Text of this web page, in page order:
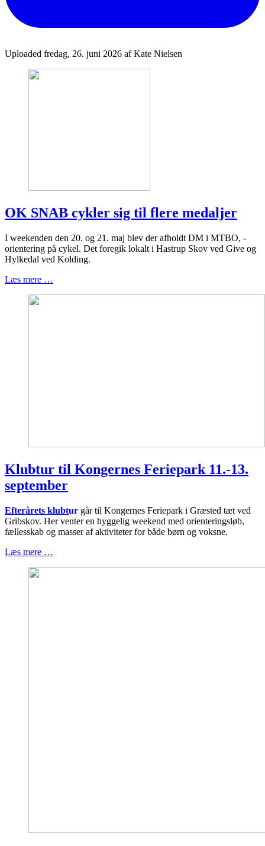
Uploaded fredag, 26. juni 2026 af Kate Nielsen
OK SNAB cykler sig til flere medaljer
I weekenden den 20. og 21. maj blev der afholdt DM i MTBO, -
orientering på cykel. Det foregik lokalt i Hastrup Skov ved Give og
Hylkedal ved Kolding.
Læs mere …
Klubtur til Kongernes Feriepark 11.-13.
september
Efterårets klubtur går til Kongernes Feriepark i Græsted tæt ved
Gribskov. Her venter en hyggelig weekend med orienteringsløb,
fællesskab og masser af aktiviteter for både børn og voksne.
Læs mere …